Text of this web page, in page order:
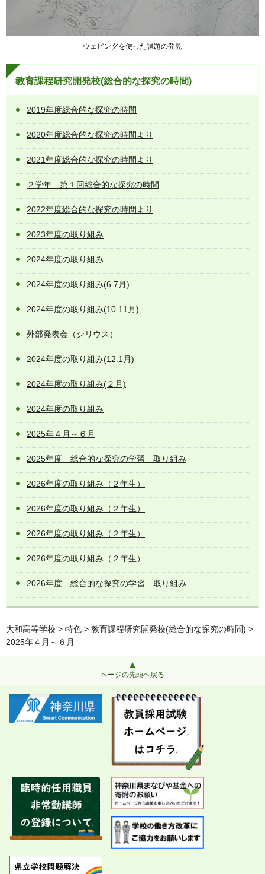
ウェビングを使った課題の発見
教育課程研究開発校(総合的な探究の時間)
2019年度総合的な探究の時間
2020年度総合的な探究の時間より
2021年度総合的な探究の時間より
２学年 第１回総合的な探究の時間
2022年度総合的な探究の時間より
2023年度の取り組み
2024年度の取り組み
2024年度の取り組み(6.7月)
2024年度の取り組み(10.11月)
外部発表会（シリウス）
2024年度の取り組み(12.1月)
2024年度の取り組み(２月)
2024年度の取り組み
2025年４月～６月
2025年度 総合的な探究の学習 取り組み
2026年度の取り組み（２年生）
2026年度の取り組み（２年生）
2026年度の取り組み（２年生）
2026年度の取り組み（２年生）
2026年度 総合的な探究の学習 取り組み
大和高等学校 > 特色 > 教育課程研究開発校(総合的な探究の時間) >
2025年４月～６月
ページの先頭へ戻る